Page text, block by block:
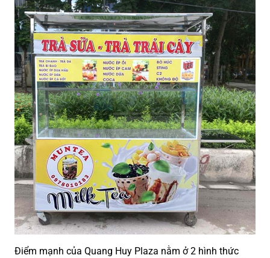
Điểm mạnh của Quang Huy Plaza nằm ở 2 hình thức